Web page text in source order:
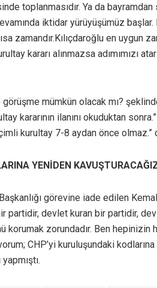
toplanmasıdır. Ya da
iktidar yürüyüşümüz başlar.
zamandır.Kılıçdaroğlu en uygun
kararı alınmazsa adımımızı
mümkün olacak mı?
kararının ilanını okuduktan
kurultay 7-8 aydan önce olmaz.”
YENİDEN
görevine iade edilen
partidir, devlet kuran bir partidir,
zorundadır. Ben hepinizin
CHP’yi kuruluşundaki